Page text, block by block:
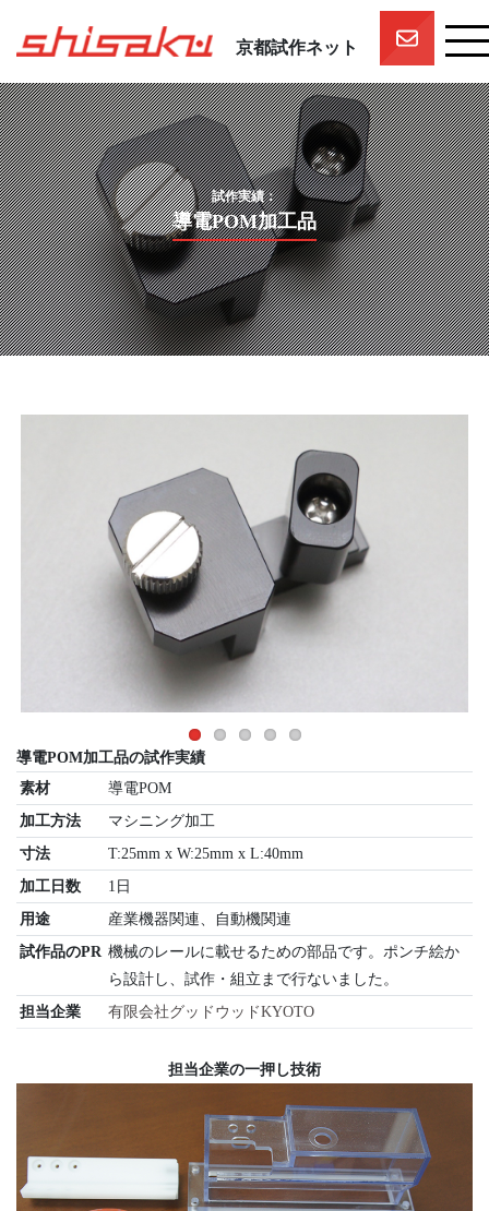
京都試作ネット
京都試作ネットとは
京都試作ネットの技術要素
試作実績
一押しスタッフ
プロジェクト
参画企業一覧
団体概要
試作実績：
導電POM加工品
導電POM加工品の試作実績
素材
導電POM
加工方法
マシニング加工
寸法
T:25mm x W:25mm x L:40mm
加工日数
1日
用途
産業機器関連、自動機関連
試作品のPR 機械のレールに載せるための部品です。ポンチ絵か
ら設計し、試作・組立まで行ないました。
担当企業
有限会社グッドウッドKYOTO
担当企業の一押し技術